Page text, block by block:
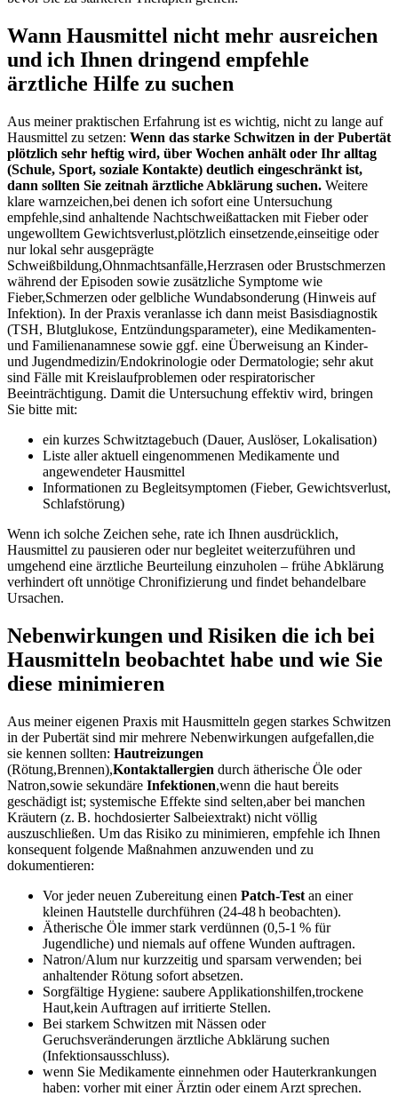
Wann‌ Hausmittel nicht mehr ausreichen
und​ ich Ihnen dringend empfehle
ärztliche Hilfe zu suchen
Aus meiner praktischen Erfahrung⁣ ist es wichtig, nicht zu⁢ lange auf
Hausmittel zu setzen:‌ Wenn⁣ das starke Schwitzen‍ in der Pubertät
plötzlich⁣ sehr heftig wird, über ‍Wochen anhält oder Ihr⁣ alltag
(Schule, Sport, soziale Kontakte)​ deutlich​ eingeschränkt ist,
dann ‌sollten Sie​ zeitnah ärztliche⁣ Abklärung suchen. Weitere‍
klare⁤ warnzeichen,bei denen ich sofort ‍eine Untersuchung
empfehle,sind anhaltende Nachtschweißattacken mit Fieber oder‌
ungewolltem Gewichtsverlust,plötzlich einsetzende,einseitige oder
⁢nur lokal sehr ausgeprägte
Schweißbildung,Ohnmachtsanfälle,Herzrasen oder Brustschmerzen
während der ​Episoden sowie‌ zusätzliche Symptome wie⁢
Fieber,Schmerzen oder gelbliche Wundabsonderung (Hinweis auf
⁢Infektion). In der Praxis veranlasse‍ ich⁣ dann meist Basisdiagnostik
⁤(TSH, Blutglukose, Entzündungsparameter), eine Medikamenten- ​
und Familienanamnese sowie ggf. eine Überweisung an Kinder-
und⁣ Jugendmedizin/Endokrinologie oder⁣ Dermatologie; sehr akut
sind‌ Fälle⁢ mit Kreislaufproblemen oder respiratorischer
Beeinträchtigung. Damit die Untersuchung effektiv ‍wird, bringen
Sie ⁢bitte mit:
ein kurzes⁣ Schwitztagebuch​ (Dauer, Auslöser, Lokalisation)
Liste aller ⁤aktuell ​eingenommenen ⁣Medikamente und
angewendeter Hausmittel
Informationen zu Begleitsymptomen (Fieber, Gewichtsverlust,
‍Schlafstörung)
Wenn ich solche Zeichen sehe, ​rate ⁣ich Ihnen ausdrücklich,
Hausmittel zu pausieren oder nur begleitet⁣ weiterzuführen und
umgehend⁣ eine ärztliche Beurteilung einzuholen – frühe⁢ Abklärung
verhindert ⁤oft ⁤unnötige Chronifizierung​ und findet behandelbare
Ursachen.
Nebenwirkungen und Risiken⁢ die ich bei
Hausmitteln​ beobachtet habe und wie Sie
diese⁣ minimieren
Aus meiner eigenen⁤ Praxis mit⁣ Hausmitteln gegen starkes⁣ Schwitzen
in ‍der Pubertät sind mir mehrere Nebenwirkungen aufgefallen,die
sie kennen sollten: Hautreizungen
(Rötung,Brennen),Kontaktallergien durch ätherische Öle oder
Natron,sowie‌ sekundäre Infektionen,wenn ⁣die⁣ haut bereits
‌geschädigt ist; ⁢systemische Effekte sind selten,aber bei manchen
Kräutern​ (z. B. hochdosierter Salbeiextrakt)⁣ nicht völlig
auszuschließen. ⁤Um das Risiko zu minimieren, empfehle⁤ ich ⁣Ihnen
‍konsequent folgende Maßnahmen​ anzuwenden und zu
dokumentieren:‍
Vor jeder ‌neuen Zubereitung​ einen Patch‑Test an​ einer
kleinen​ Hautstelle durchführen (24-48 h beobachten).
Ätherische ‍Öle ‌immer stark verdünnen (0,5-1 %⁢ für
Jugendliche) ⁣und niemals‍ auf ‌offene Wunden​ auftragen.
Natron/Alum nur kurzzeitig und sparsam verwenden; bei
anhaltender Rötung sofort absetzen.
Sorgfältige⁣ Hygiene:⁢ saubere Applikationshilfen,trockene
Haut,kein ‍Auftragen auf irritierte Stellen.
Bei starkem ‌Schwitzen mit Nässen ⁣oder⁣
Geruchsveränderungen ärztliche Abklärung suchen
⁤(Infektionsausschluss).
wenn Sie ‍Medikamente einnehmen oder Hauterkrankungen
haben: vorher mit einer⁤ Ärztin oder einem Arzt sprechen.